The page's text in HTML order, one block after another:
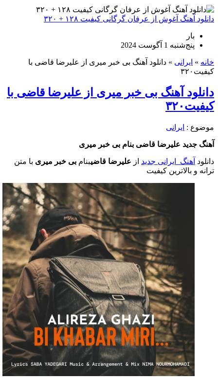
دانلود آهنگ آغوش از عرفان گرگانی کیفیت ۱۲۸ + ۳۲۰
بار
پنج‌شنبه 1 آگوست 2024
خانه » ایرانی » دانلود آهنگ بی خبر میری از علیرضا قاضی با
کیفیت۳۲۰
دانلود آهنگ بی خبر میری از علیرضا قاضی با
کیفیت۳۲۰
موضوع : ایرانی
آهنگ جدید علیرضا قاضی بنام بی خبر میری
دانلود آهنگ ایرانی جدید از علیرضا قاضیبنام بی خبر میری با متن
ترانه و بالاترین کیفیت